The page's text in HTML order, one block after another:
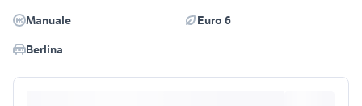
Manuale
Euro 6
Berlina